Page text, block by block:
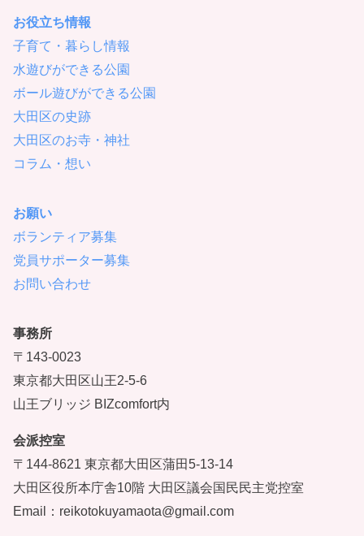
お役立ち情報
子育て・暮らし情報
水遊びができる公園
ボール遊びができる公園
大田区の史跡
大田区のお寺・神社
コラム・想い
お願い
ボランティア募集
党員サポーター募集
お問い合わせ
事務所
〒143-0023
東京都大田区山王2-5-6
山王ブリッジ BIZcomfort内
会派控室
〒144-8621 東京都大田区蒲田5-13-14
大田区役所本庁舎10階 大田区議会国民民主党控室
Email：reikotokuyamaota@gmail.com